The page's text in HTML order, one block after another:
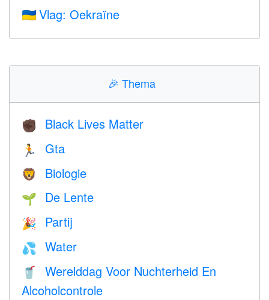
🇺🇦 Vlag: Oekraïne
🎉 Thema
✊🏿 Black Lives Matter
🏃 Gta
🦁 Biologie
🌱 De Lente
🎉 Partij
💦 Water
🥤
Werelddag Voor Nuchterheid En
Alcoholcontrole